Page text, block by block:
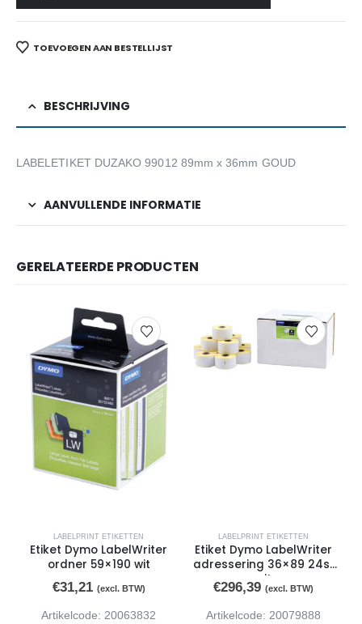
TOEVOEGEN AAN BESTELLIJST
BESCHRIJVING
LABELETIKET DUZAKO 99012 89mm x 36mm GOUD
AANVULLENDE INFORMATIE
GERELATEERDE PRODUCTEN
LABELPRINT ETIKETTEN
Etiket Dymo LabelWriter
ordner 59×190 wit
€31,21 (excl. BTW)
Artikelcode: 20063832
LABELPRINT ETIKETTEN
Etiket Dymo LabelWriter
adressering 36×89 24st
wit
€296,39 (excl. BTW)
Artikelcode: 20079888